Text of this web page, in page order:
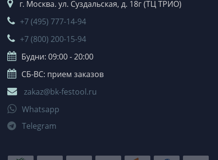
г. Москва. ул. Суздальская, д. 18г (ТЦ ТРИО)
+7 (495) 777-14-94
+7 (800) 200-15-94
Будни: 09:00 - 20:00
СБ-ВС: прием заказов
zakaz@bk-festool.ru
Whatsapp
Telegram